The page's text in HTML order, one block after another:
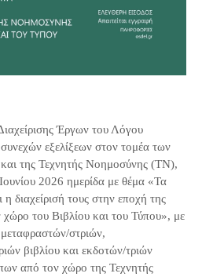
Έργων του Λόγου
εξελίξεων στον τομέα των
της Τεχνητής Νοημοσύνης (ΤΝ),
2026 ημερίδα με θέμα «Τα
διαχείρισή τους στην εποχή της
του Βιβλίου και του Τύπου», με
στριών,
βιβλίου και εκδοτών/τριών
από τον χώρο της Τεχνητής